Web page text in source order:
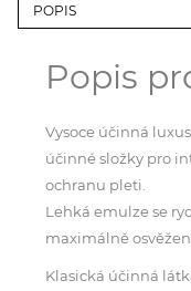
POPIS
Popis
Vysoce účinná
účinné složky pro
ochranu pleti.
Lehká emulze se
maximálně
Klasická účinná